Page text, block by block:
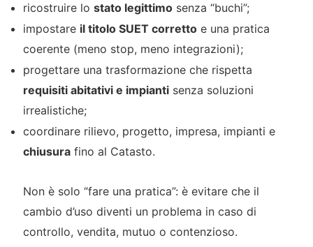
ricostruire lo stato legittimosenza “buchi”;
impostare il titolo SUET correttoe una pratica
coerente (meno stop, meno integrazioni);
progettare una trasformazione che rispetta
requisiti abitativi e impiantisenza soluzioni
irrealistiche;
coordinare rilievo, progetto, impresa, impianti e
chiusurafino al Catasto.
Non è solo “fare una pratica”: è evitare che il
cambio d’uso diventi un problema in caso di
controllo, vendita, mutuo o contenzioso.